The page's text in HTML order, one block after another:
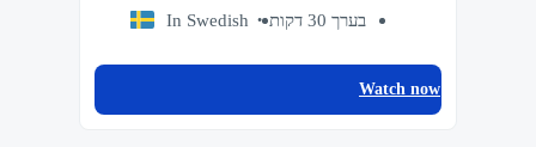
בערך 30 דקות In Swedish
Watch now